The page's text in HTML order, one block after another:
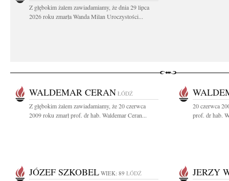
Z głębokim żalem zawiadamiamy, że dnia 29 lipca
2026 roku zmarła Wanda Milan Uroczystości...
WALDEMAR CERAN ŁÓDŹ
Z głębokim żalem zawiadamiamy, że 20 czerwca
2009 roku zmarł prof. dr hab. Waldemar Ceran...
20 czerwca
prof. dr hab.
JÓZEF SZKOBEL WIEK: 89 ŁÓDŹ JERZY